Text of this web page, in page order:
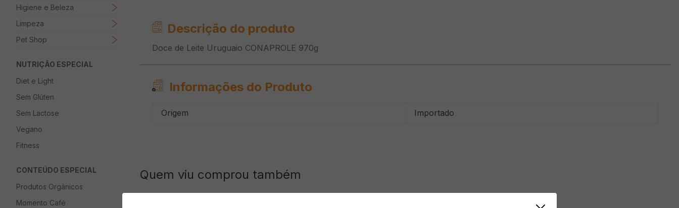
Higiene e Beleza
Limpeza
Pet Shop
NUTRIÇÃO ESPECIAL
Diet e Light
Sem Glúten
Sem Lactose
Vegano
Fitness
CONTEÚDO ESPECIAL
Produtos Orgânicos
Momento Café
Descrição do produto
Doce de Leite Uruguaio CONAPROLE 970g
Informações do Produto
Origem Importado
Quem viu comprou também